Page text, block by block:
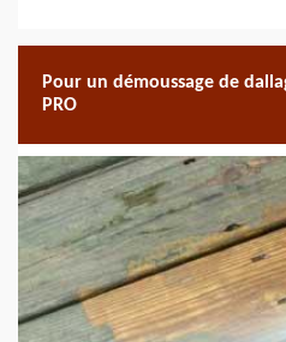
Pour un démoussage de
PRO